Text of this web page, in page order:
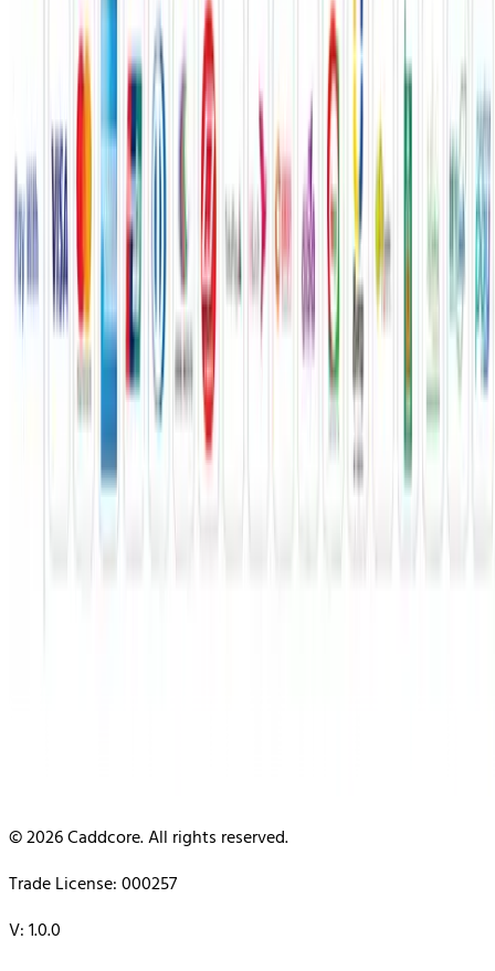
© 2026 Caddcore. All rights reserved.
Trade License: 000257
V: 1.0.0